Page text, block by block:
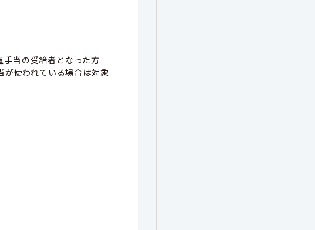
当の受給者となった方
使われている場合は対象